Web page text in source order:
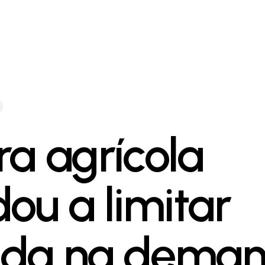
agrícola
a limitar